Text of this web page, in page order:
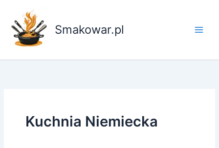
treści
Smakowar.pl
Kuchnia Niemiecka